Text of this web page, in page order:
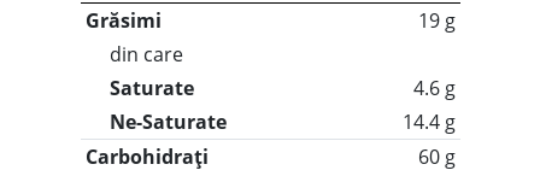
Grăsimi
19 g
din care
Saturate
4.6 g
Ne-Saturate
14.4 g
Carbohidrați
60 g